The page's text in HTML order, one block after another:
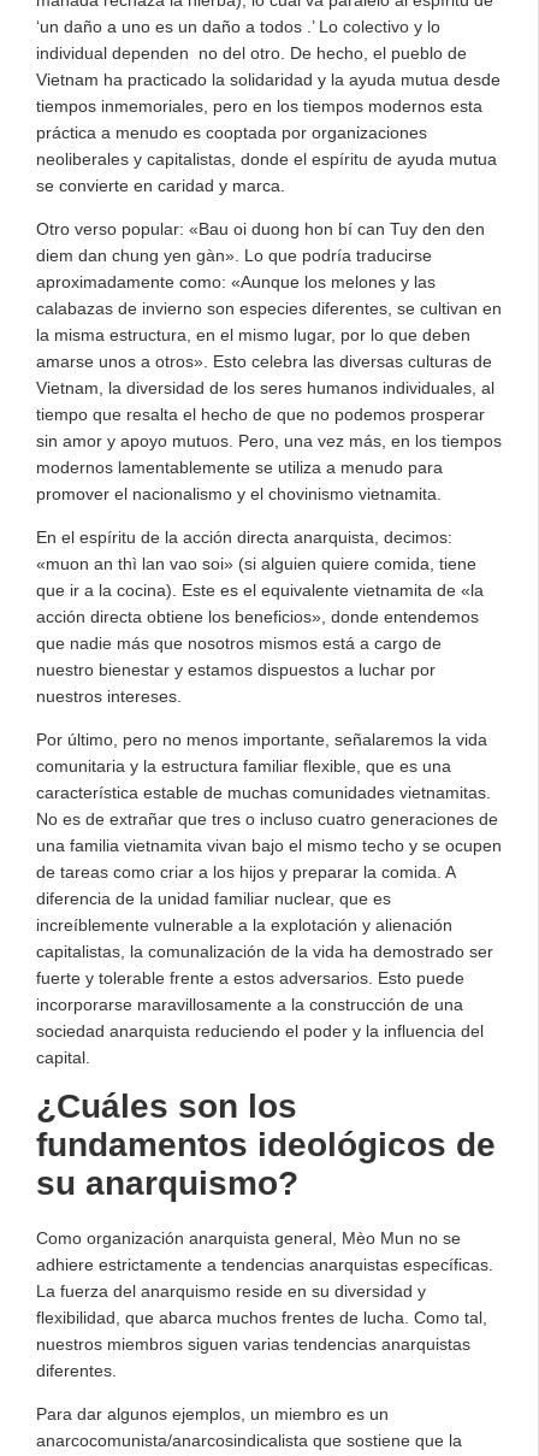
‘un daño a uno es un daño a todos .’ Lo colectivo y lo
individual dependen no del otro. De hecho, el pueblo de
Vietnam ha practicado la solidaridad y la ayuda mutua desde
tiempos inmemoriales, pero en los tiempos modernos esta
práctica a menudo es cooptada por organizaciones
neoliberales y capitalistas, donde el espíritu de ayuda mutua
se convierte en caridad y marca.
Otro verso popular: «Bau oi duong hon bí can Tuy den den
diem dan chung yen gàn». Lo que podría traducirse
aproximadamente como: «Aunque los melones y las
calabazas de invierno son especies diferentes, se cultivan en
la misma estructura, en el mismo lugar, por lo que deben
amarse unos a otros». Esto celebra las diversas culturas de
Vietnam, la diversidad de los seres humanos individuales, al
tiempo que resalta el hecho de que no podemos prosperar
sin amor y apoyo mutuos. Pero, una vez más, en los tiempos
modernos lamentablemente se utiliza a menudo para
promover el nacionalismo y el chovinismo vietnamita.
En el espíritu de la acción directa anarquista, decimos:
«muon an thì lan vao soi» (si alguien quiere comida, tiene
que ir a la cocina). Este es el equivalente vietnamita de «la
acción directa obtiene los beneficios», donde entendemos
que nadie más que nosotros mismos está a cargo de
nuestro bienestar y estamos dispuestos a luchar por
nuestros intereses.
Por último, pero no menos importante, señalaremos la vida
comunitaria y la estructura familiar flexible, que es una
característica estable de muchas comunidades vietnamitas.
No es de extrañar que tres o incluso cuatro generaciones de
una familia vietnamita vivan bajo el mismo techo y se ocupen
de tareas como criar a los hijos y preparar la comida. A
diferencia de la unidad familiar nuclear, que es
increíblemente vulnerable a la explotación y alienación
capitalistas, la comunalización de la vida ha demostrado ser
fuerte y tolerable frente a estos adversarios. Esto puede
incorporarse maravillosamente a la construcción de una
sociedad anarquista reduciendo el poder y la influencia del
capital.
¿Cuáles son los
fundamentos ideológicos de
su anarquismo?
Como organización anarquista general, Mèo Mun no se
adhiere estrictamente a tendencias anarquistas específicas.
La fuerza del anarquismo reside en su diversidad y
flexibilidad, que abarca muchos frentes de lucha. Como tal,
nuestros miembros siguen varias tendencias anarquistas
diferentes.
Para dar algunos ejemplos, un miembro es un
anarcocomunista/anarcosindicalista que sostiene que la